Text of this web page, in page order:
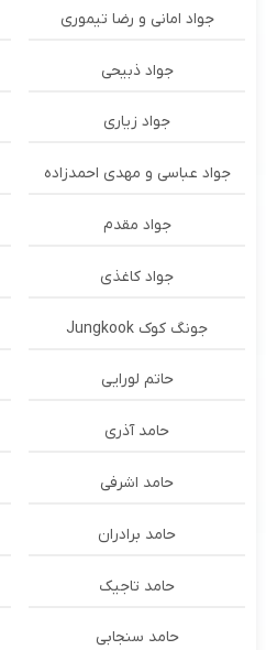
جواد امانی و رضا تیموری
جواد ذبیحی
جواد زیاری
جواد عباسی و مهدی احمدزاده
جواد مقدم
جواد کاغذی
جونگ کوک Jungkook
حاتم لورایی
حامد آذری
حامد اشرفی
حامد برادران
حامد تاجیک
حامد سنجابی